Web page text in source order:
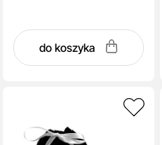
do koszyka